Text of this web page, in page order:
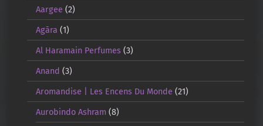
Aargee (2)
Agāra (1)
Al Haramain Perfumes(3)
Anand (3)
Aromandise | Les Encens Du Monde (21)
Aurobindo Ashram (8)